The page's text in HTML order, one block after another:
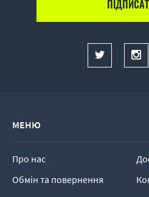
МЕНЮ
Про нас
Обмін та повернення